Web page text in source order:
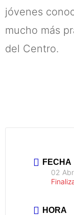
jóvenes
mucho más
del Centro.
FECHA
02
HORA